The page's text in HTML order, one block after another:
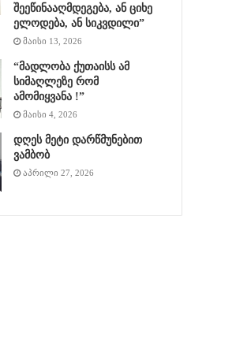
შეეწინააღმდეგება, ან ციხე
ელოდება, ან სიკვდილი”
მაისი 13, 2026
“მადლობა ქუთაისს ამ
სიმაღლეზე რომ
ამომიყვანა !”
მაისი 4, 2026
დღეს მეტი დარწმუნებით
ვამბობ
აპრილი 27, 2026